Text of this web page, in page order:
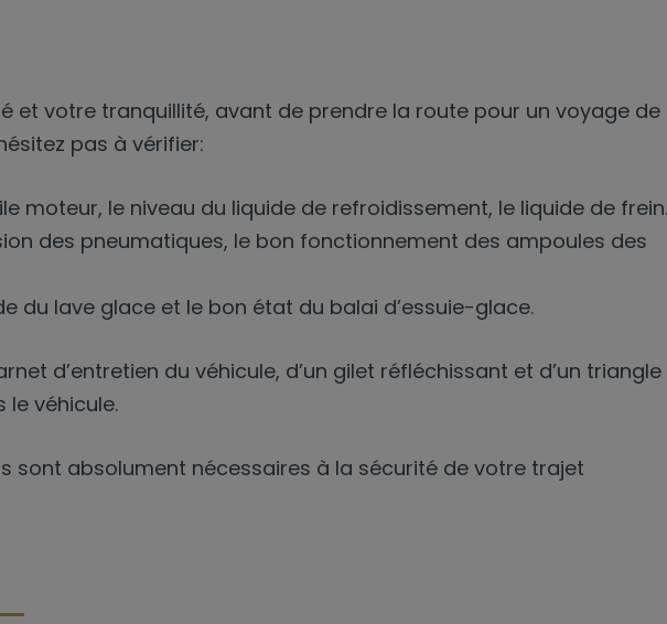
et votre tranquillité, avant de prendre la route pour un voyage de
pas à vérifier:
moteur, le niveau du liquide de refroidissement, le liquide de
des pneumatiques, le bon fonctionnement des ampoules des
du lave glace et le bon état du balai d’essuie-glace.
d’entretien du véhicule, d’un gilet réfléchissant et d’un
le véhicule.
sont absolument nécessaires à la sécurité de votre trajet